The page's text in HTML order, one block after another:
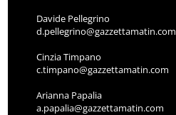
Davide Pellegrino
d.pellegrino@gazzettamatin.com
Cinzia Timpano
c.timpano@gazzettamatin.com
Arianna Papalia
a.papalia@gazzettamatin.com